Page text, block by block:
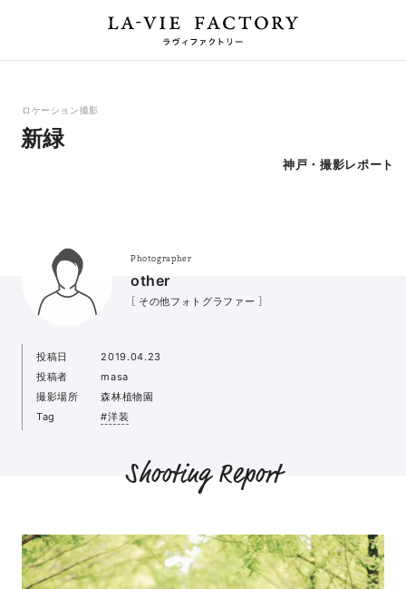
ロケーション撮影
新緑
神戸・撮影レポート
Photographer
other
［ その他フォトグラファー ］
投稿日
2019.04.23
投稿者
masa
撮影場所
森林植物園
Tag
#洋装
Shooting Report